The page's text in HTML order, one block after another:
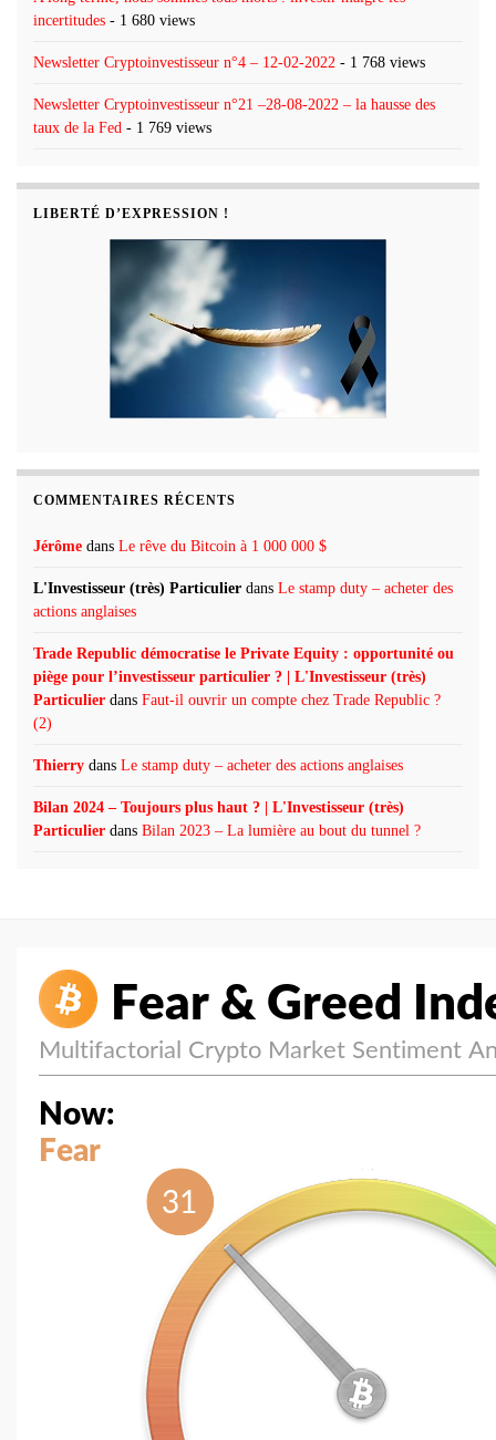
incertitudes - 1 680 views
Newsletter Cryptoinvestisseur n°4 – 12-02-2022 - 1 768 views
Newsletter Cryptoinvestisseur n°21 –28-08-2022 – la hausse des
taux de la Fed - 1 769 views
LIBERTÉ D’EXPRESSION !
COMMENTAIRES RÉCENTS
Jérôme dans Le rêve du Bitcoin à 1 000 000 $
L'Investisseur (très) Particulier dans Le stamp duty – acheter des
actions anglaises
Trade Republic démocratise le Private Equity : opportunité ou
piège pour l’investisseur particulier ? | L'Investisseur (très)
Particulier dans Faut-il ouvrir un compte chez Trade Republic ?
(2)
Thierry dans Le stamp duty – acheter des actions anglaises
Bilan 2024 – Toujours plus haut ? | L'Investisseur (très)
Particulier dans Bilan 2023 – La lumière au bout du tunnel ?